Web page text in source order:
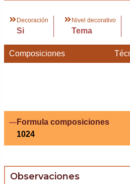
Decoración
Si
Nivel decorativo
Tema
Composiciones
Formula composiciones
1024
Observaciones